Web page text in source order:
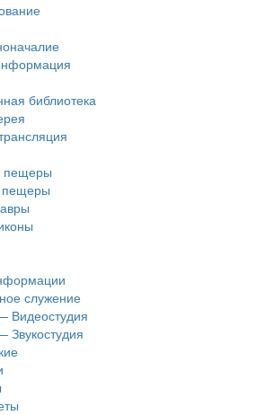
библиотека
пещеры
пещеры
служение